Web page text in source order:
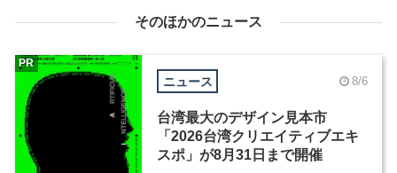
そのほかのニュース
ニュース 8/6
台湾最大のデザイン見本市
「2026台湾クリエイティブエキ
スポ」が8月31日まで開催
PR